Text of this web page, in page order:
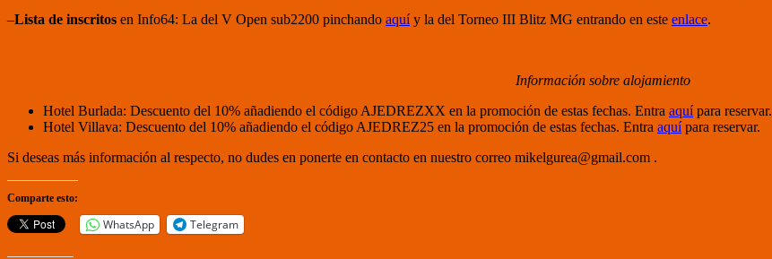
–Lista de inscritos en Info64: La del V Open sub2200 pinchando aquíy la del Torneo III Blitz MG entrando en este enlace.
Información sobre alojamiento
Hotel Burlada: Descuento del 10% añadiendo el código AJEDREZXX en la promoción de estas fechas. Entra aquípara reservar.
Hotel Villava: Descuento del 10% añadiendo el código AJEDREZ25 en la promoción de estas fechas. Entra aquípara reservar.
Si deseas más información al respecto, no dudes en ponerte en contacto en nuestro correo mikelgurea@gmail.com .
Comparte esto:
WhatsApp Telegram